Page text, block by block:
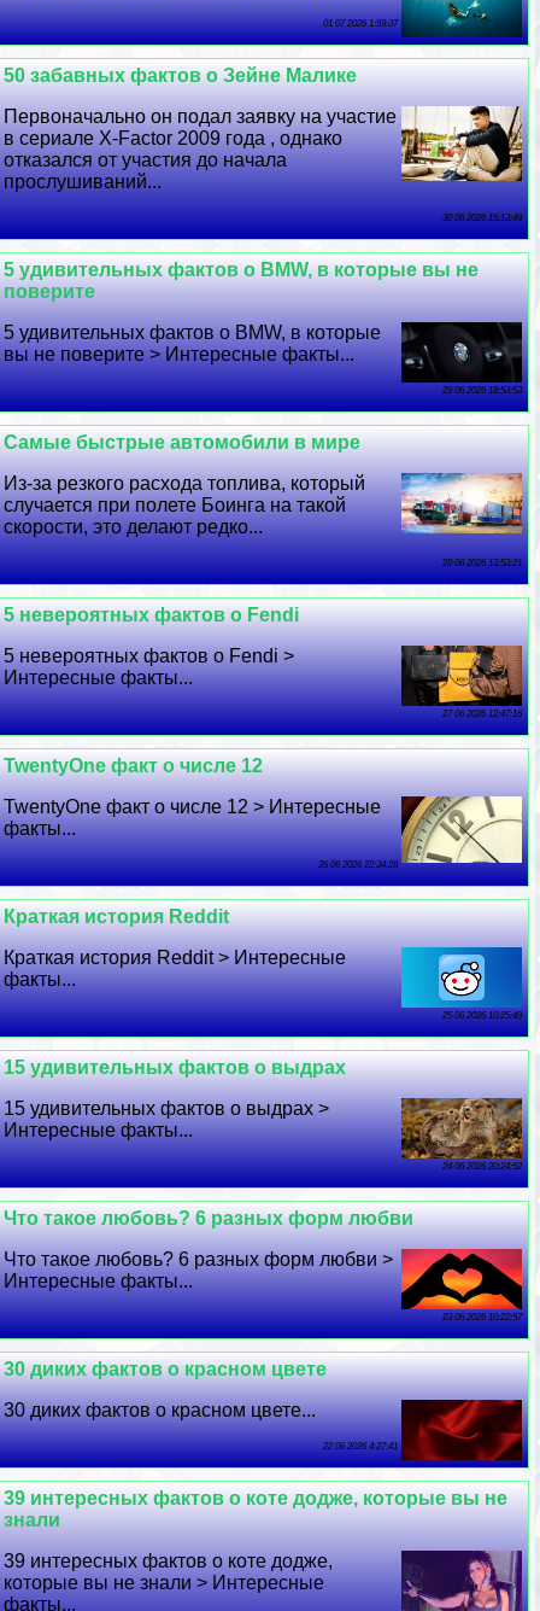
01 07 2026 1:59:37
50 забавных фактов о Зейне Малике
Первоначально он подал заявку на участие
в сериале X-Factor 2009 года , однако
отказался от участия до начала
прослушиваний...
30 06 2026 15:13:49
5 удивительных фактов о BMW, в которые вы не
поверите
5 удивительных фактов о BMW, в которые
вы не поверите > Интересные факты...
29 06 2026 18:53:53
Самые быстрые автомобили в мире
Из-за резкого расхода топлива, который
случается при полете Боинга на такой
скорости, это делают редко...
28 06 2026 13:53:21
5 невероятных фактов о Fendi
5 невероятных фактов о Fendi >
Интересные факты...
27 06 2026 12:47:16
TwentyOne факт о числе 12
TwentyOne факт о числе 12 > Интересные
факты...
26 06 2026 22:34:28
Краткая история Reddit
Краткая история Reddit > Интересные
факты...
25 06 2026 10:25:49
15 удивительных фактов о выдрах
15 удивительных фактов о выдрах >
Интересные факты...
24 06 2026 20:24:52
Что такое любовь? 6 разных форм любви
Что такое любовь? 6 разных форм любви >
Интересные факты...
23 06 2026 10:22:57
30 диких фактов о красном цвете
30 диких фактов о красном цвете...
22 06 2026 4:27:41
39 интересных фактов о коте додже, которые вы не
знали
39 интересных фактов о коте додже,
которые вы не знали > Интересные
факты...